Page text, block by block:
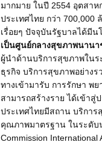
มากมาย ในปี 2554 อุตสาห
ประเทศไทย กว่า 700,000
เรื่อยๆ ปัจจุบันรัฐบาลได้มี
เป็นศูนย์กลางสุขภาพนานา
ผู้นำด้านบริการสุขภาพในร
ธุรกิจ บริการสุขภาพอย่าง
ทางเข้ามารับ การรักษา พ
สามารถสร้างราย ได้เข้าสู่
ประเทศไทยมีสถาน บริกา
คุณภาพมาตรฐาน ในระดับ
Commission